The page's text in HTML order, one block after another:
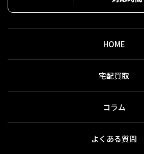
HOME
宅配買取
コラム
よくある質問